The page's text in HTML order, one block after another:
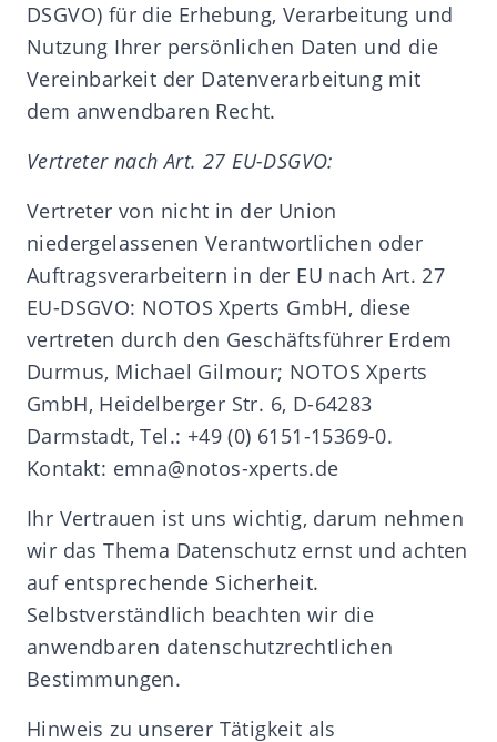
DSGVO) für die Erhebung, Verarbeitung und
Nutzung Ihrer persönlichen Daten und die
Vereinbarkeit der Datenverarbeitung mit
dem anwendbaren Recht.
Vertreter nach Art. 27 EU-DSGVO:
Vertreter von nicht in der Union
niedergelassenen Verantwortlichen oder
Auftragsverarbeitern in der EU nach Art. 27
EU-DSGVO: NOTOS Xperts GmbH, diese
vertreten durch den Geschäftsführer Erdem
Durmus, Michael Gilmour; NOTOS Xperts
GmbH, Heidelberger Str. 6, D-64283
Darmstadt, Tel.: +49 (0) 6151-15369-0.
Kontakt: emna@notos-xperts.de
Ihr Vertrauen ist uns wichtig, darum nehmen
wir das Thema Datenschutz ernst und achten
auf entsprechende Sicherheit.
Selbstverständlich beachten wir die
anwendbaren datenschutzrechtlichen
Bestimmungen.
Hinweis zu unserer Tätigkeit als